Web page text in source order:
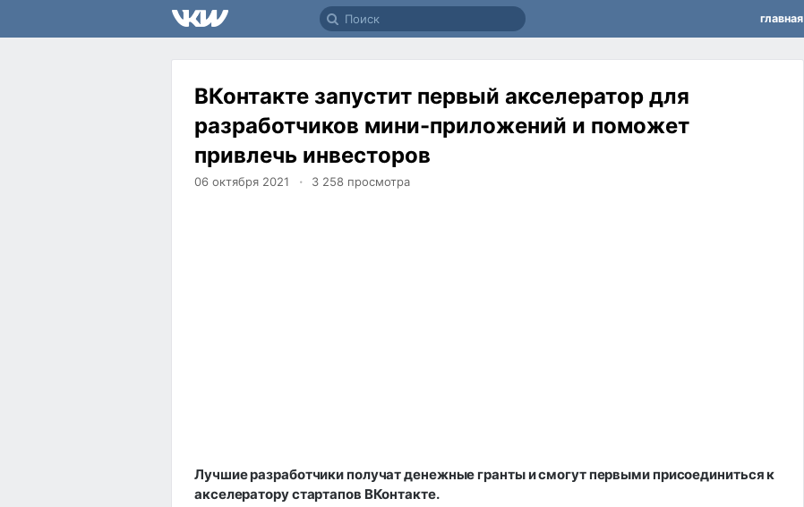
главная
ВКонтакте запустит первый акселератор для
разработчиков мини-приложений и поможет
привлечь инвесторов
06 октября 2021 3 258 просмотра
Лучшие разработчики получат денежные гранты и смогут первыми присоединиться к
акселератору стартапов ВКонтакте.